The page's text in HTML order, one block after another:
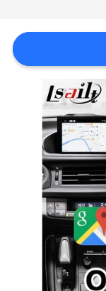
คดี
แผนผัง
เว็บไซต์
PRIVACY
POLICY